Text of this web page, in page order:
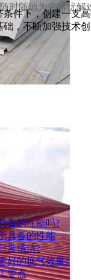
时随地为您排忧解
件下，创建一支
，不断加强技术
备的性能吗?
具备的性能
常清洁?
好的换气效果?
要点